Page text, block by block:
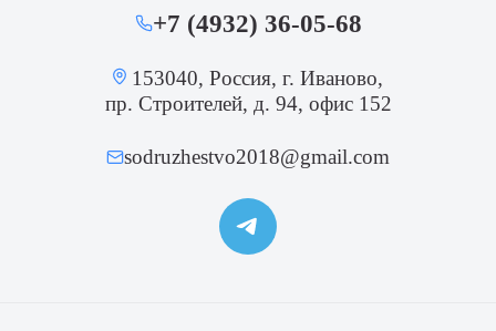
+7 (4932) 36-05-68
153040, Россия, г. Иваново,
пр. Строителей, д. 94, офис 152
sodruzhestvo2018@gmail.com